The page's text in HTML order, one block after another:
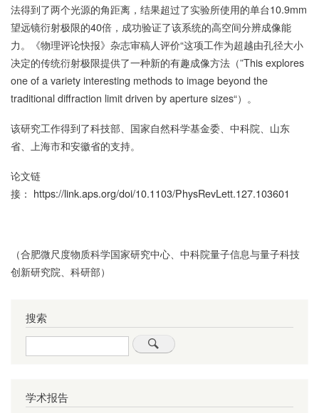
法得到了两个光源的角距离，结果超过了实验所使用的单台10.9mm
望远镜衍射极限的40倍，成功验证了该系统的高空间分辨成像能
力。《物理评论快报》杂志审稿人评价“这项工作为超越由孔径大小
决定的传统衍射极限提供了一种新的有趣成像方法（”This explores
one of a variety interesting methods to image beyond the
traditional diffraction limit driven by aperture sizes“）。
该研究工作得到了科技部、国家自然科学基金委、中科院、山东
省、上海市和安徽省的支持。
论文链
接： https://link.aps.org/doi/10.1103/PhysRevLett.127.103601
（合肥微尺度物质科学国家研究中心、中科院量子信息与量子科技
创新研究院、科研部）
搜索
Search
学术报告